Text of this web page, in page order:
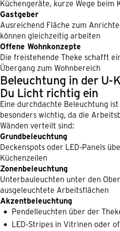
Küchengeräte, kurze Wege beim
Gastgeber
Ausreichend Fläche zum
können gleichzeitig arbeiten
Offene Wohnkonzepte
Die freistehende Theke schafft
Übergang zum Wohnbereich
Beleuchtung in der U-
Du Licht richtig ein
Eine durchdachte Beleuchtung
besonders wichtig, da die
Wänden verteilt sind:
Grundbeleuchtung
Deckenspots oder LED-Panels
Küchenzeilen
Zonenbeleuchtung
Unterbauleuchten unter den
ausgeleuchtete Arbeitsflächen
Akzentbeleuchtung
Pendelleuchten über der
LED-Stripes in Vitrinen oder